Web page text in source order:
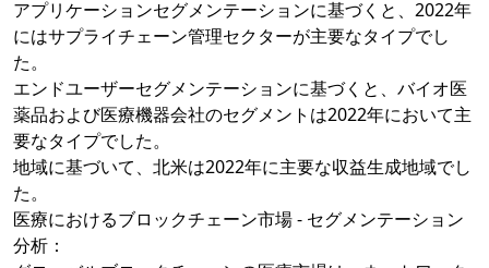
アプリケーションセグメンテーションに基づくと、2022年
にはサプライチェーン管理セクターが主要なタイプでし
た。
エンドユーザーセグメンテーションに基づくと、バイオ医
薬品および医療機器会社のセグメントは2022年において主
要なタイプでした。
地域に基づいて、北米は2022年に主要な収益生成地域でし
た。
医療におけるブロックチェーン市場 - セグメンテーション
分析：